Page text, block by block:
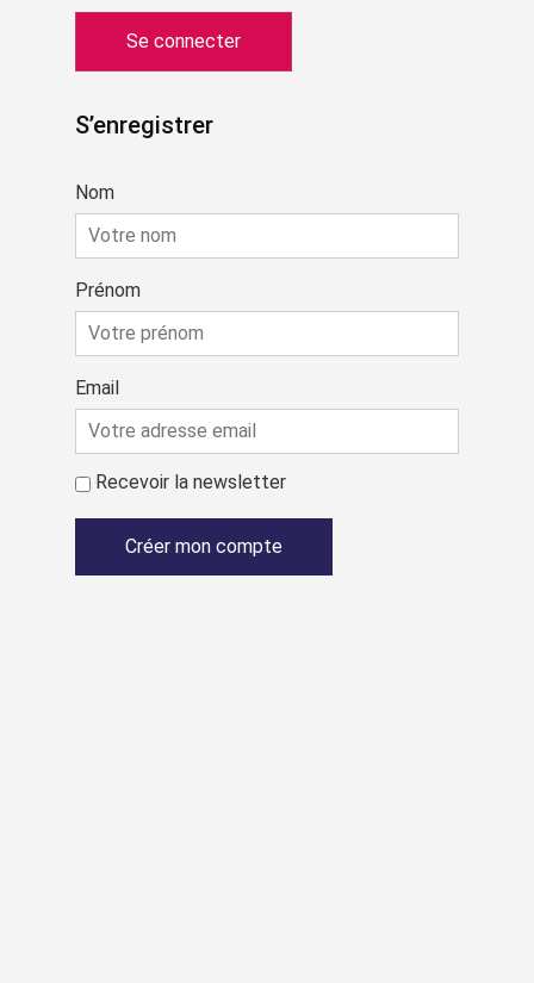
S’enregistrer
Nom
Prénom
Email
Recevoir la newsletter